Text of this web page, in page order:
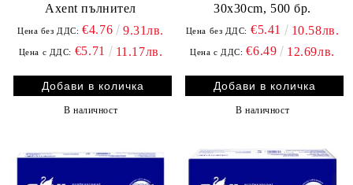
Axent пълнител
Цена без ДДС: €4.76 9.31лв.
Цена с ДДС: €5.71 11.17лв.
В наличност
30x30cm, 500 бр.
Цена без ДДС: €5.41 10.58лв.
Цена с ДДС: €6.49 12.69лв.
В наличност